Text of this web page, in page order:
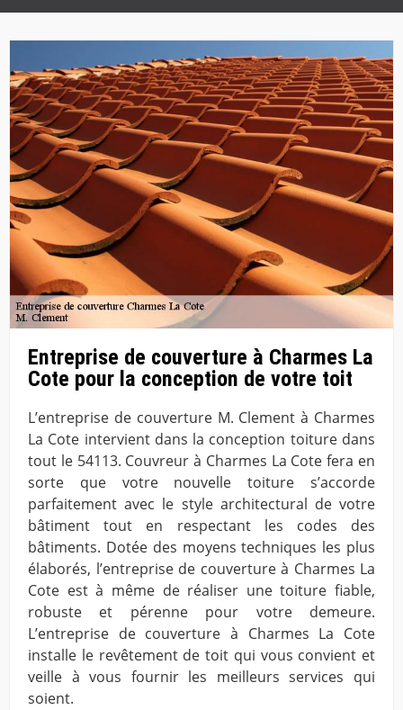
Entreprise de couverture à Charmes La
Cote pour la conception de votre toit
L’entreprise de couverture M. Clement à Charmes
La Cote intervient dans la conception toiture dans
tout le 54113. Couvreur à Charmes La Cote fera en
sorte que votre nouvelle toiture s’accorde
parfaitement avec le style architectural de votre
bâtiment tout en respectant les codes des
bâtiments. Dotée des moyens techniques les plus
élaborés, l’entreprise de couverture à Charmes La
Cote est à même de réaliser une toiture fiable,
robuste et pérenne pour votre demeure.
L’entreprise de couverture à Charmes La Cote
installe le revêtement de toit qui vous convient et
veille à vous fournir les meilleurs services qui
soient.